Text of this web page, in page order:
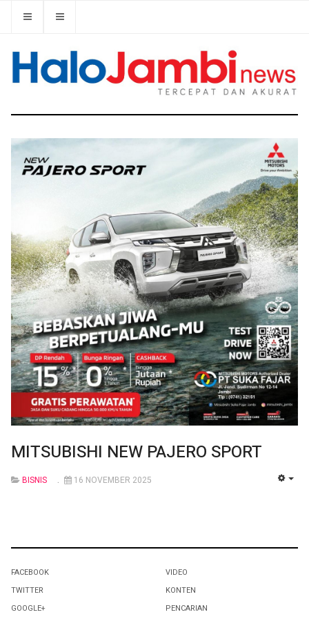
MITSUBISHI NEW PAJERO SPORT
BISNIS 16 NOVEMBER 2025
FACEBOOK
TWITTER
GOOGLE+
VIDEO
KONTEN
PENCARIAN